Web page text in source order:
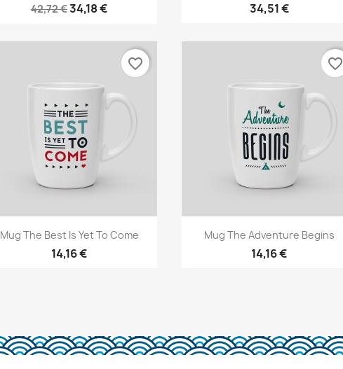
42,72 €34,18 € 34,51 €
Vorschau
Mug The Best Is Yet To Come
14,16 €
favorite_border
Vorschau
Mug The Adventure Begins
14,16 €
favorite_border